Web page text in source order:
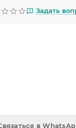
Задать
в
ПОДСВЕТКА